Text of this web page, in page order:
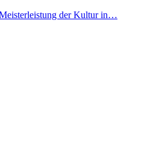
der Kultur in…